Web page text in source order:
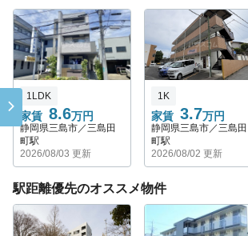
家賃 8.6万円
1LDK
静岡県三島市／三島田
町駅
2026/08/03 更新
家賃 3.7万円
1K
静岡県三島市／三島田
町駅
2026/08/02 更新
駅距離優先のオススメ物件